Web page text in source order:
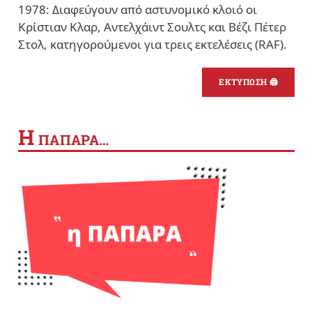
1978: Διαφεύγουν από αστυνομικό κλοιό οι
Κρίστιαν Κλαρ, Αντελχάιντ Σουλτς και Βέζι Πέτερ
Στολ, κατηγορούμενοι για τρεις εκτελέσεις (RAF).
ΕΚΤΥΠΩΣΗ 🖨
Η ΠΑΠΑΡΑ…